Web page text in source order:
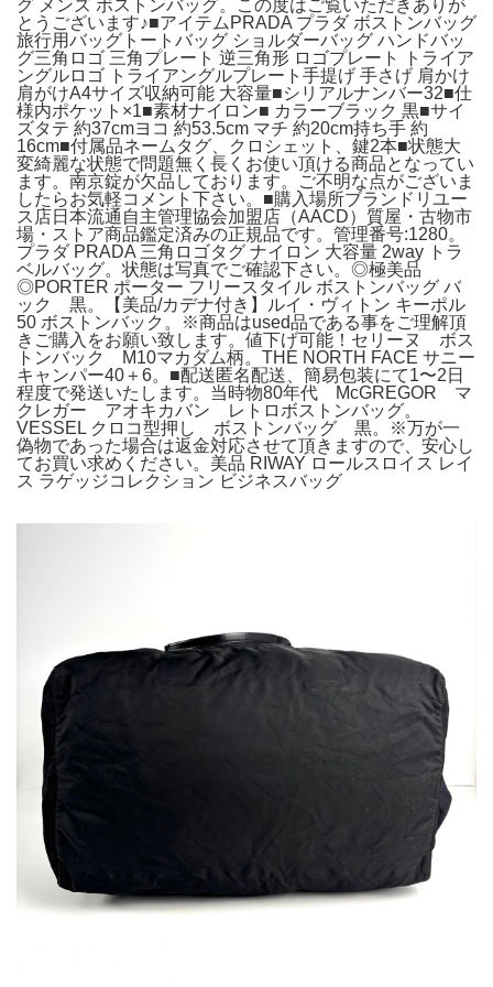
グ メンズ ボストンバッグ。この度はご覧いただきありが
とうございます♪■アイテムPRADA プラダ ボストンバッグ
旅行用バッグトートバッグ ショルダーバッグ ハンドバッ
グ三角ロゴ 三角プレート 逆三角形 ロゴプレート トライア
ングルロゴ トライアングルプレート手提げ 手さげ 肩かけ
肩がけA4サイズ収納可能 大容量■シリアルナンバー32■仕
様内ポケット×1■素材ナイロン■ カラーブラック 黒■サイ
ズタテ 約37cmヨコ 約53.5cm マチ 約20cm持ち手 約
16cm■付属品ネームタグ、クロシェット、鍵2本■状態大
変綺麗な状態で問題無く長くお使い頂ける商品となってい
ます。南京錠が欠品しております。ご不明な点がございま
したらお気軽コメント下さい。■購入場所ブランドリユー
ス店日本流通自主管理協会加盟店（AACD）質屋・古物市
場・ストア商品鑑定済みの正規品です。管理番号:1280。
プラダ PRADA 三角ロゴタグ ナイロン 大容量 2way トラ
ベルバッグ。状態は写真でご確認下さい。◎極美品
◎PORTER ポーター フリースタイル ボストンバッグ バ
ック 黒。【美品/カデナ付き】ルイ・ヴィトン キーポル
50 ボストンバック。※商品はused品である事をご理解頂
きご購入をお願い致します。値下げ可能！セリーヌ ボス
トンバック M10マカダム柄。THE NORTH FACE サニー
キャンパー40＋6。■配送匿名配送、簡易包装にて1〜2日
程度で発送いたします。当時物80年代 McGREGOR マ
クレガー アオキカバン レトロボストンバッグ。
VESSEL クロコ型押し ボストンバッグ 黒。※万が一
偽物であった場合は返金対応させて頂きますので、安心し
てお買い求めください。美品 RIWAY ロールスロイス レイ
ス ラゲッジコレクション ビジネスバッグ